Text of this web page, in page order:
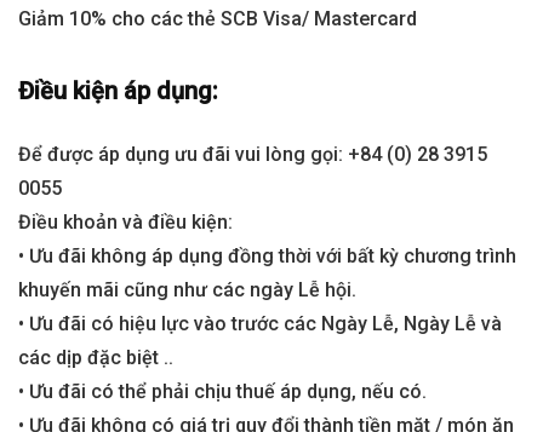
Giảm 10% cho các thẻ SCB Visa/ Mastercard
Điều kiện áp dụng:
Để được áp dụng ưu đãi vui lòng gọi: +84 (0) 28 3915
0055
Điều khoản và điều kiện:
• Ưu đãi không áp dụng đồng thời với bất kỳ chương trình
khuyến mãi cũng như các ngày Lễ hội.
• Ưu đãi có hiệu lực vào trước các Ngày Lễ, Ngày Lễ và
các dịp đặc biệt ..
• Ưu đãi có thể phải chịu thuế áp dụng, nếu có.
• Ưu đãi không có giá trị quy đổi thành tiền mặt / món ăn